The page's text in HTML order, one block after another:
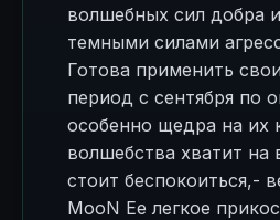
волшебных сил добра
темными силами
Готова применить
период с сентября по
особенно щедра на их
волшебства хватит на
стоит беспокоиться,-
MooN Ее легкое